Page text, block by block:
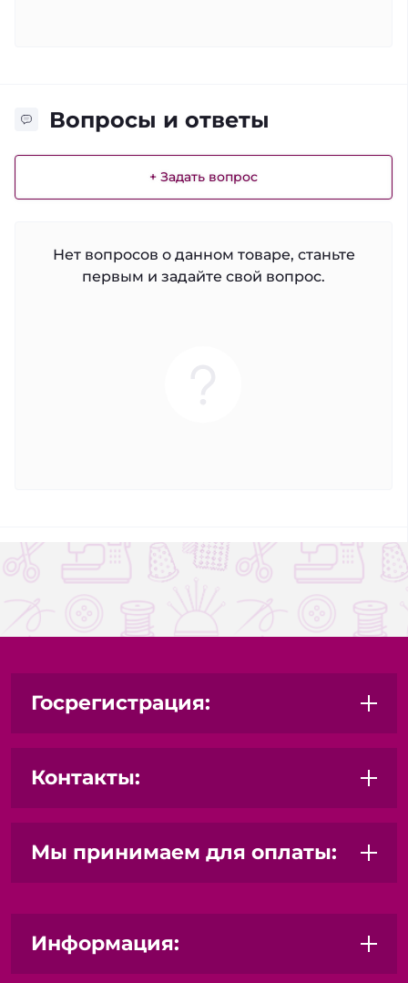
Вопросы и ответы
+ Задать вопрос
Нет вопросов о данном товаре, станьте
первым и задайте свой вопрос.
Госрегистрация:
Контакты:
Мы принимаем для оплаты:
Информация: